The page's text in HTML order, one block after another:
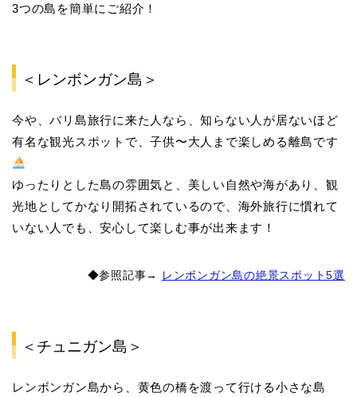
3つの島を簡単にご紹介！
＜レンボンガン島＞
今や、バリ島旅行に来た人なら、知らない人が居ないほど
有名な観光スポットで、子供〜大人まで楽しめる離島です
ゆったりとした島の雰囲気と、美しい自然や海があり、観
光地としてかなり開拓されているので、海外旅行に慣れて
いない人でも、安心して楽しむ事が出来ます！
◆参照記事→ レンボンガン島の絶景スポット5選
＜チュニガン島＞
レンボンガン島から、黄色の橋を渡って行ける小さな島